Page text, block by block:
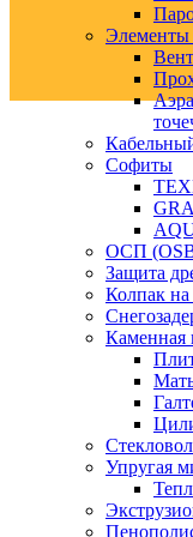
Элементы
Софиты
ОСП
Защита
Колпак на
Каменная
Упругая